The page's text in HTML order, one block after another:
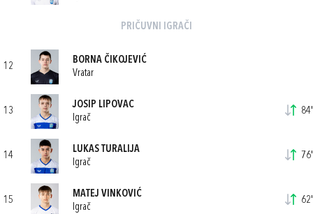
PRIČUVNI IGRAČI
12
BORNA ČIKOJEVIĆ
Vratar
13
JOSIP LIPOVAC
Igrač
84'
14
LUKAS TURALIJA
Igrač
76'
15
MATEJ VINKOVIĆ
Igrač
62'